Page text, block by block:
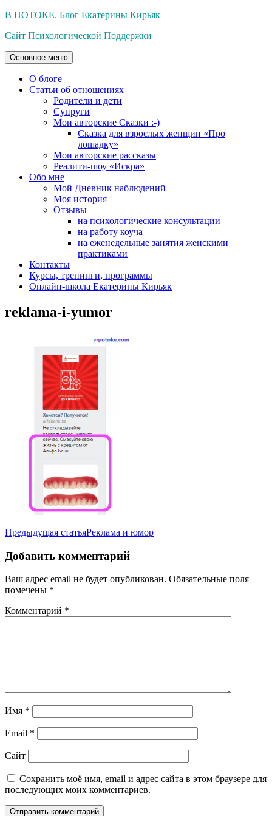
Перейти
содержимому
В ПОТОКЕ. Блог Екатерины Кирьяк
Сайт Психологической Поддержки
Основное меню
О блоге
Статьи об отношениях
Родители и дети
Супруги
Мои авторские Сказки :-)
Сказка для взрослых женщин «Про
лошадку»
Мои авторские рассказы
Реалити-шоу «Искра»
Обо мне
Мой Дневник наблюдений
Моя история
Отзывы
на психологические консультации
на работу коуча
на еженедельные занятия женскими
практиками
Контакты
Курсы, тренинги, программы
Онлайн-школа Екатерины Кирьяк
reklama-i-yumor
Навигация
по
записям
Предыдущая статьяРеклама и юмор
Добавить комментарий
Ваш адрес email не будет опубликован. Обязательные поля
помечены *
Комментарий *
Имя *
Email *
Сайт
Сохранить моё имя, email и адрес сайта в этом браузере для
последующих моих комментариев.